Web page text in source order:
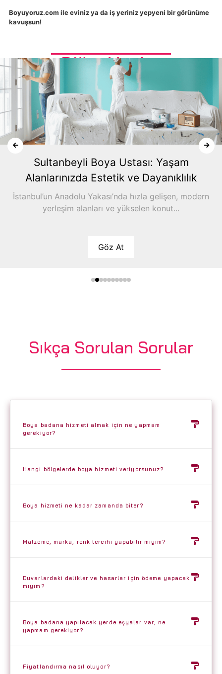
Boyuyoruz.com ile eviniz ya da iş yeriniz yepyeni bir görünüme
kavuşsun!
Diğer Yazılar
Sultanbeyli Boya Ustası: Yaşam
Alanlarınızda Estetik ve Dayanıklılık
İstanbul’un Anadolu Yakası’nda hızla gelişen, modern
yerleşim alanları ve yükselen konut...
Göz At
Sıkça Sorulan Sorular
Boya badana hizmeti almak için ne yapmam
gerekiyor?
Hangi bölgelerde boya hizmeti veriyorsunuz?
Boya hizmeti ne kadar zamanda biter?
Malzeme, marka, renk tercihi yapabilir miyim?
Duvarlardaki delikler ve hasarlar için ödeme yapacak
mıyım?
Boya badana yapılacak yerde eşyalar var, ne
yapmam gerekiyor?
Fiyatlandırma nasıl oluyor?